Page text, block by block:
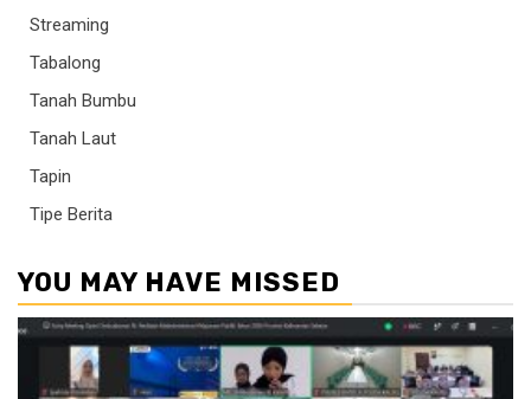
Streaming
Tabalong
Tanah Bumbu
Tanah Laut
Tapin
Tipe Berita
YOU MAY HAVE MISSED